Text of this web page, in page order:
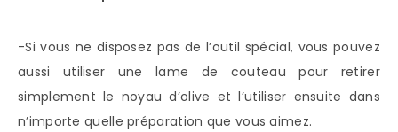
-Si vous ne disposez pas de l’outil spécial, vous pouvez
aussi utiliser une lame de couteau pour retirer
simplement le noyau d’olive et l’utiliser ensuite dans
n’importe quelle préparation que vous aimez.